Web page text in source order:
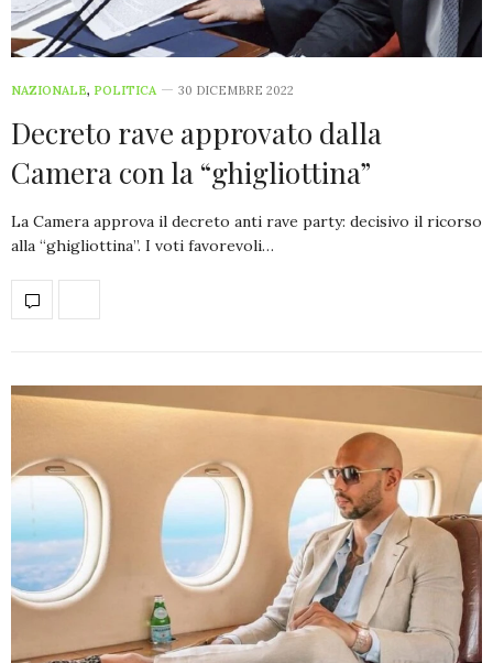
NAZIONALE, POLITICA 30 DICEMBRE 2022
Decreto rave approvato dalla
Camera con la “ghigliottina”
La Camera approva il decreto anti rave party: decisivo il ricorso
alla “ghigliottina”. I voti favorevoli…